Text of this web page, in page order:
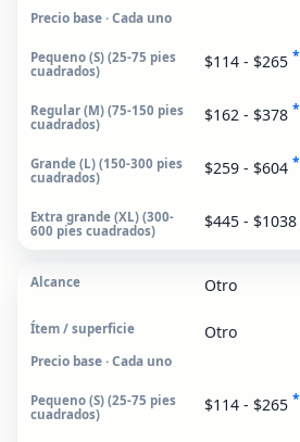
Precio base · Cada uno
$114 - $265 *
$162 - $378 *
$259 - $604 *
$445 - $1038
Otro
Otro
Precio base · Cada uno
$114 - $265 *